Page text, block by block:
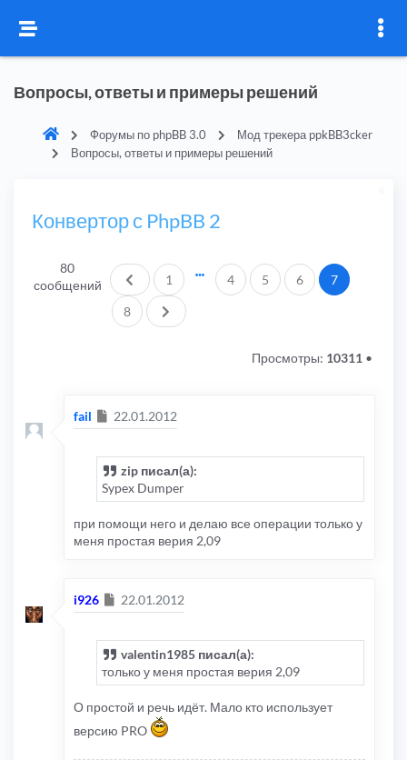
Вопросы, ответы и примеры решений
Форумы по phpBB 3.0
Мод трекера ppkBB3cker
Вопросы, ответы и примеры решений
Конвертор с PhpBB 2
80
сообщений
Пред.
1 4 5 6 7
8 След.
Просмотры: 10311 •
fail Сообщение
22.01.2012
zip писал(а):
Sypex Dumper
при помощи него и делаю все операции только у
меня простая верия 2,09
i926 Сообщение
22.01.2012
valentin1985 писал(а):
только у меня простая верия 2,09
О простой и речь идёт. Мало кто использует
версию PRO